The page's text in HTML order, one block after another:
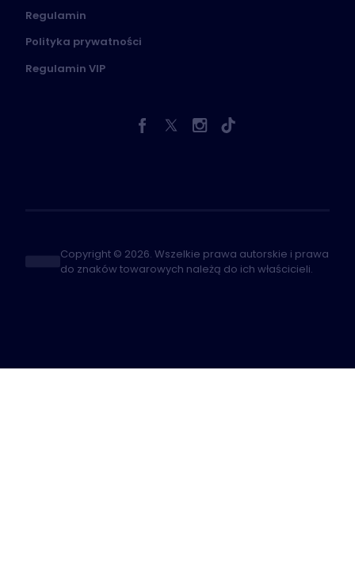
Regulamin
Polityka prywatności
Regulamin VIP
Copyright © 2026. Wszelkie prawa autorskie i prawa
do znaków towarowych należą do ich właścicieli.